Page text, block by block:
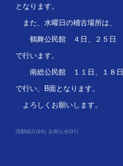
となります。
また、水曜日の稽古場所は、
鶴舞公民館 ４日、２５日
で行います。
南総公民館 １１日、１８日
で行い、B面となります。
よろしくお願いします。
活動紹介(24) お知らせ(31)